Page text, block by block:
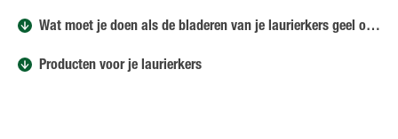
Wat moet je doen als de bladeren van je laurierkers geel of bruin kleuren?
Producten voor je laurierkers